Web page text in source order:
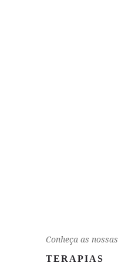
Conheça as nossas
TERAPIAS